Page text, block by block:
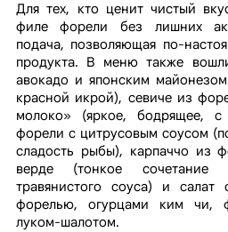
Для тех, кто ценит чистый
филе форели без лишних
подача, позволяющая по-
продукта. В меню также
авокадо и японским
красной икрой), севиче из
молоко» (яркое, бодрящее,
форели с цитрусовым соусом
сладость рыбы), карпаччо из
верде (тонкое
травянистого соуса) и
форелью, огурцами ким чи,
луком-шалотом.